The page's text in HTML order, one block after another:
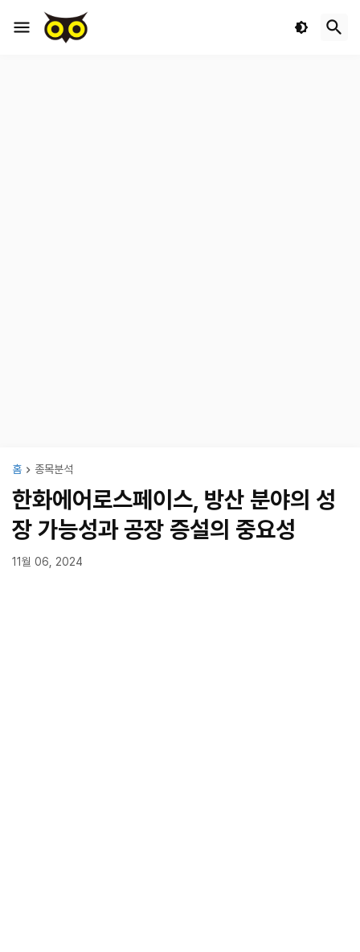
홈 종목분석
한화에어로스페이스, 방산 분야의 성
장 가능성과 공장 증설의 중요성
11월 06, 2024